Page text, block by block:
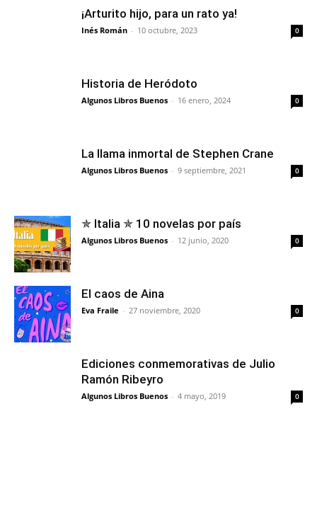
¡Arturito hijo, para un rato ya!
Inés Román - 10 octubre, 2023 0
Historia de Heródoto
Algunos Libros Buenos - 16 enero, 2024 0
La llama inmortal de Stephen Crane
Algunos Libros Buenos - 9 septiembre, 2021 0
✯ Italia ✯ 10 novelas por país
Algunos Libros Buenos - 12 junio, 2020 0
El caos de Aina
Eva Fraile - 27 noviembre, 2020 0
Ediciones conmemorativas de Julio
Ramón Ribeyro
Algunos Libros Buenos - 4 mayo, 2019 0